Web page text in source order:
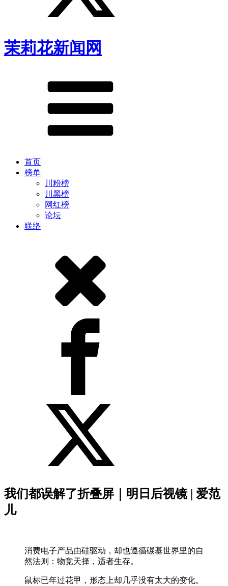
茉莉花新闻网
首页
榜单
川粉榜
川黑榜
网红榜
论坛
联络
我们都误解了折叠屏｜明日后视镜 | 爱范
儿
消费电子产品由硅驱动，却也遵循碳基世界里的自
然法则：物竞天择，适者生存。
鼠标已年过花甲，形态上却几乎没有太大的变化。